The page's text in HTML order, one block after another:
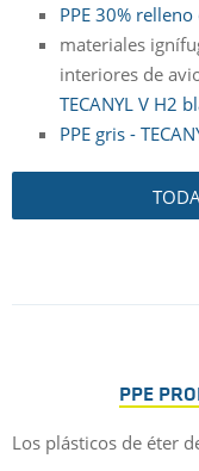
PPE 30%
materiales
interiores de
TECANYL V H2
PPE gris -
PPE
Los plásticos de éter